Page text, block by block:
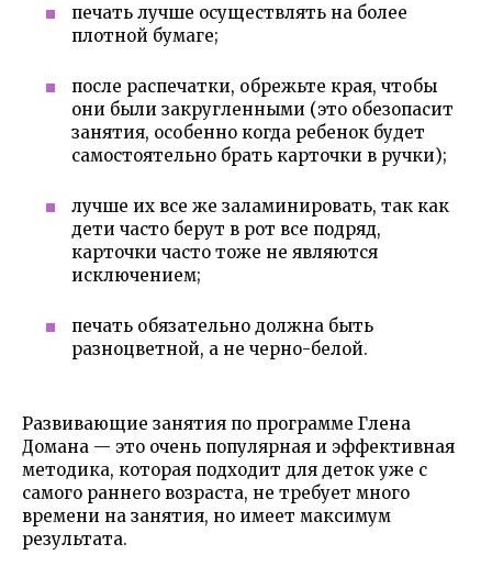
печать лучше осуществлять на более
плотной бумаге;
после распечатки, обрежьте края, чтобы
они были закругленными (это обезопасит
занятия, особенно когда ребенок будет
самостоятельно брать карточки в ручки);
лучше их все же заламинировать, так как
дети часто берут в рот все подряд,
карточки часто тоже не являются
исключением;
печать обязательно должна быть
разноцветной, а не черно-белой.
Развивающие занятия по программе Глена
Домана — это очень популярная и эффективная
методика, которая подходит для деток уже с
самого раннего возраста, не требует много
времени на занятия, но имеет максимум
результата.